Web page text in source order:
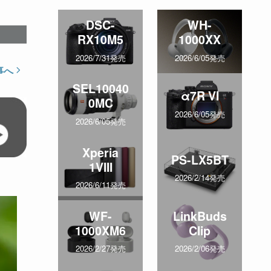
へ
DSC-
RX10M5
2026/7/31発売
WH-
1000XX
2026/6/05発売
SEL10040
0MC
2026/6/05発売
α7R VI
2026/6/05発売
Xperia
1VIII
2026/6/11発売
PS-LX5BT
2026/2/14発売
WF-
1000XM6
2026/2/27発売
LinkBuds
Clip
2026/2/06発売